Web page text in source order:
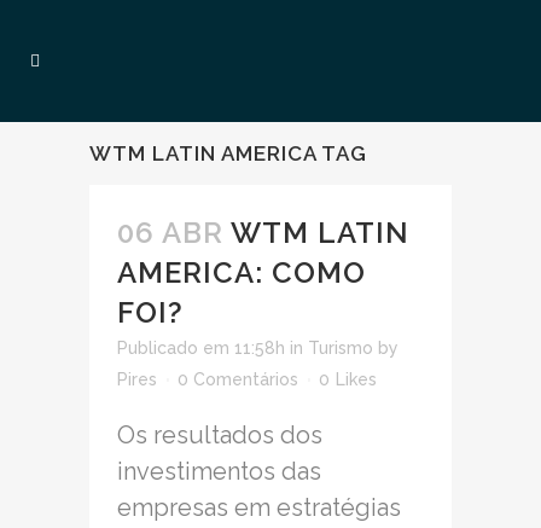
WTM LATIN AMERICA TAG
06 ABR WTM LATIN
AMERICA: COMO
FOI?
Publicado em 11:58h in Turismo by
Pires
0 Comentários 0 Likes
Os resultados dos
investimentos das
empresas em estratégias